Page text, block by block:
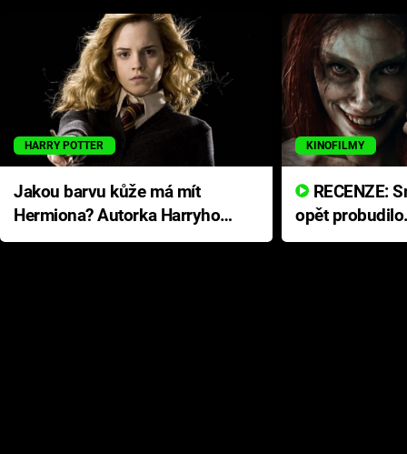
HARRY POTTER
Jakou barvu kůže má mít
Hermiona? Autorka Harryho
Pottera přišla s ráznou
KINOFILMY
opět
přichází s